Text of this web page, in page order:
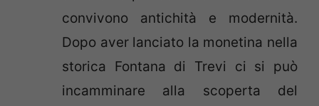
convivono antichità e modernità.
Dopo aver lanciato la monetina nella
storica Fontana di Trevi ci si può
incamminare alla scoperta del